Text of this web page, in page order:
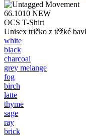
66.1010 NEW
OCS T-Shirt
Unisex tričko z těžké
white
black
charcoal
grey melange
fog
birch
latte
thyme
sage
ray
brick